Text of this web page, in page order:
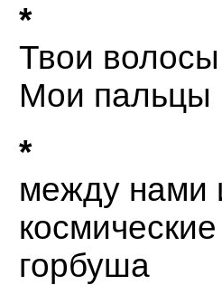
*
Твои волосы
Мои пальцы
*
между нами
горбуша